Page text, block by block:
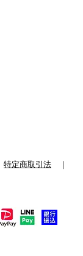
特定商取引法 ｜